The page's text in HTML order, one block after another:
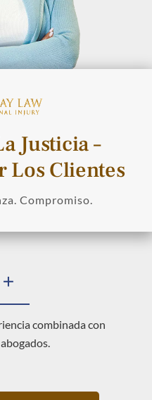
Justicia –
Los Clientes
Compromiso.
combinada con